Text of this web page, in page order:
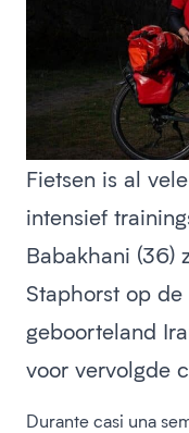
Fietsen is al
intensief
Babakhani (36)
Staphorst op
geboorteland
voor vervolgde
Durante casi una